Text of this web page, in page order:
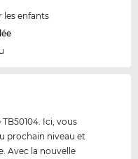
les enfants
Ici, vous
prochain niveau et
Avec la nouvelle